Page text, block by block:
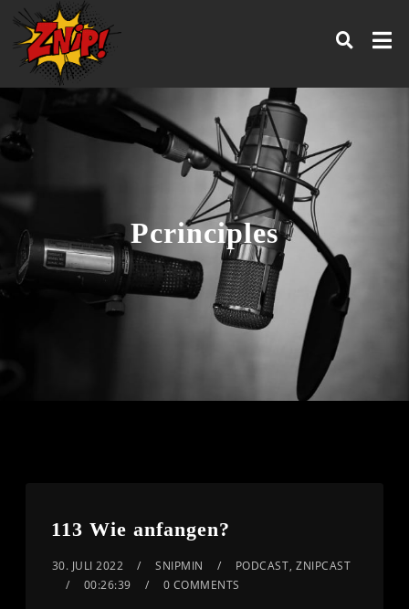
Pcrinciples
113 Wie anfangen?
30. JULI 2022 SNIPMIN PODCAST,ZNIPCAST
00:26:39
0 COMMENTS